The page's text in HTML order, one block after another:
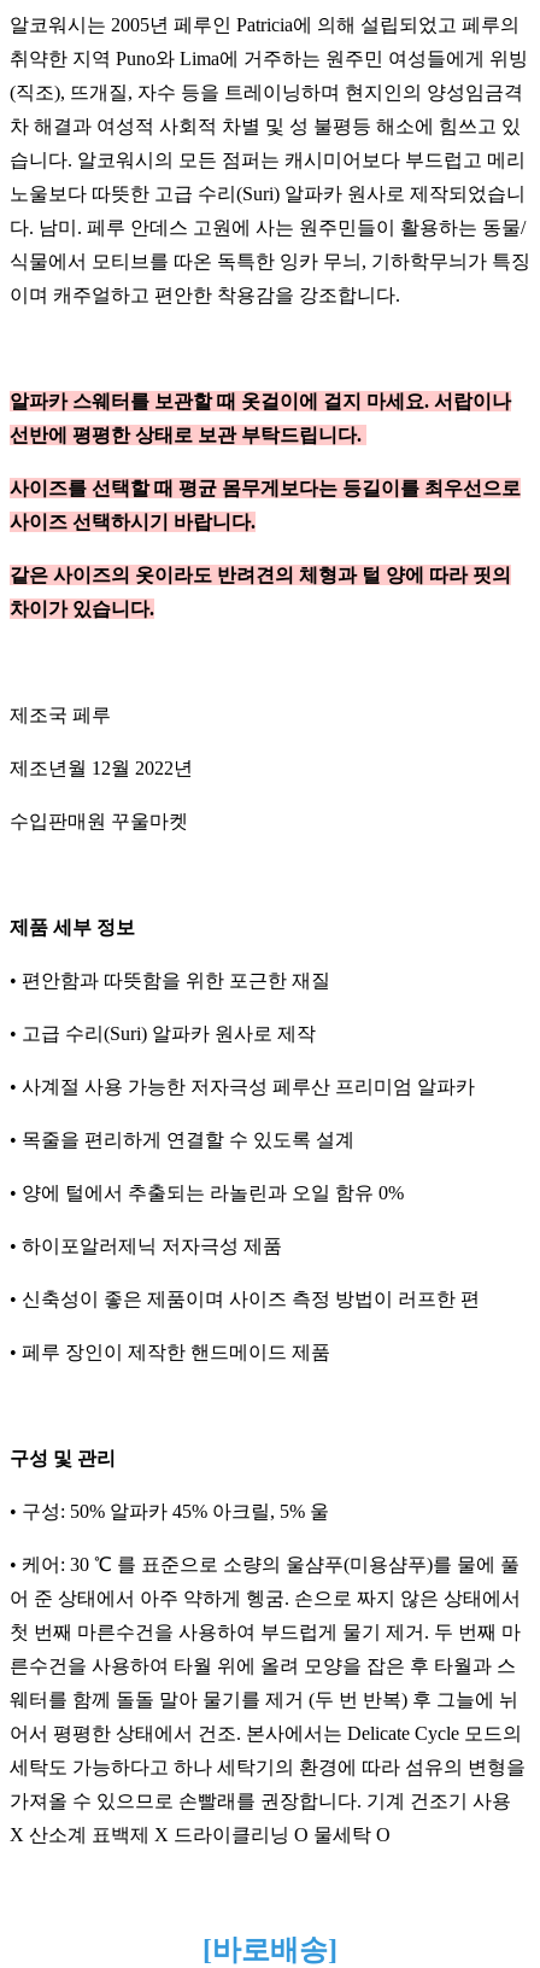
알코워시는 2005년 페루인 Patricia에 의해 설립되었고 페루의
취약한 지역 Puno와 Lima에 거주하는 원주민 여성들에게 위빙
(직조), 뜨개질, 자수 등을 트레이닝하며 현지인의 양성임금격
차 해결과 여성적 사회적 차별 및 성 불평등 해소에 힘쓰고 있
습니다. 알코워시의 모든 점퍼는 캐시미어보다 부드럽고 메리
노울보다 따뜻한 고급 수리(Suri) 알파카 원사로 제작되었습니
다. 남미. 페루 안데스 고원에 사는 원주민들이 활용하는 동물/
식물에서 모티브를 따온 독특한 잉카 무늬, 기하학무늬가 특징
이며 캐주얼하고 편안한 착용감을 강조합니다.
알파카 스웨터를 보관할 때 옷걸이에 걸지 마세요. 서랍이나
선반에 평평한 상태로 보관 부탁드립니다.
사이즈를 선택할 때 평균 몸무게보다는 등길이를 최우선으로
사이즈 선택하시기 바랍니다.
같은 사이즈의 옷이라도 반려견의 체형과 털 양에 따라 핏의
차이가 있습니다.
제조국 페루
제조년월 12월 2022년
수입판매원 꾸울마켓
제품 세부 정보
• 편안함과 따뜻함을 위한 포근한 재질
• 고급 수리(Suri) 알파카 원사로 제작
• 사계절 사용 가능한 저자극성 페루산 프리미엄 알파카
• 목줄을 편리하게 연결할 수 있도록 설계
• 양에 털에서 추출되는 라놀린과 오일 함유 0%
• 하이포알러제닉 저자극성 제품
• 신축성이 좋은 제품이며 사이즈 측정 방법이 러프한 편
• 페루 장인이 제작한 핸드메이드 제품
구성 및 관리
• 구성: 50% 알파카 45% 아크릴, 5% 울
• 케어: 30 ℃ 를 표준으로 소량의 울샴푸(미용샴푸)를 물에 풀
어 준 상태에서 아주 약하게 헹굼. 손으로 짜지 않은 상태에서
첫 번째 마른수건을 사용하여 부드럽게 물기 제거. 두 번째 마
른수건을 사용하여 타월 위에 올려 모양을 잡은 후 타월과 스
웨터를 함께 돌돌 말아 물기를 제거 (두 번 반복) 후 그늘에 뉘
어서 평평한 상태에서 건조. 본사에서는 Delicate Cycle 모드의
세탁도 가능하다고 하나 세탁기의 환경에 따라 섬유의 변형을
가져올 수 있으므로 손빨래를 권장합니다. 기계 건조기 사용
X 산소계 표백제 X 드라이클리닝 O 물세탁 O
[바로배송]